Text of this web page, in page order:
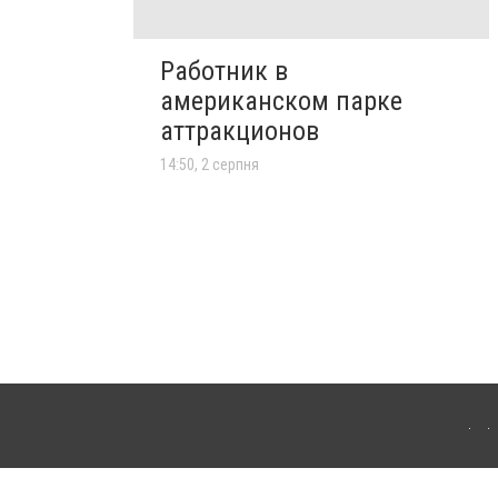
Работник в
американском парке
аттракционов
14:50, 2 серпня